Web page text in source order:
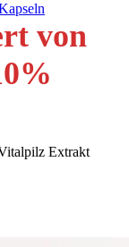
von
%
Extrakt